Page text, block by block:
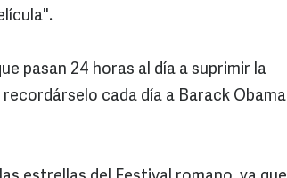
pasan 24 horas al día a suprimir la
cada día a Barack Obama